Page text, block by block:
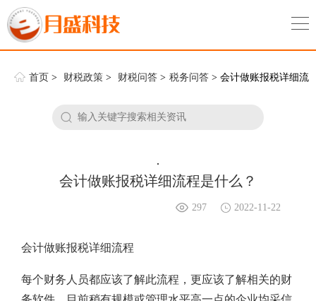
首页 > 财税政策 > 财税问答 > 税务问答 > 会计做账报税详细流
.
会计做账报税详细流程是什么？
2022-11-22
297
会计做账报税详细流程
每个财务人员都应该了解此流程，更应该了解相关的财